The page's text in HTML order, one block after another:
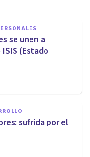
se unen a
(Estado
sufrida por el
de